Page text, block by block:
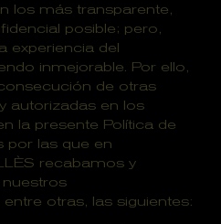
los más transparente,
posible; pero,
experiencia del
inmejorable. Por ello,
de otras
autorizadas en los
la presente Política de
por las que en
recabamos y
otras, las siguientes: